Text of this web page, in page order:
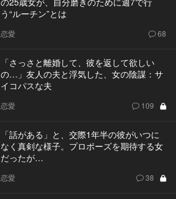
う“ルーチン”とは
恋愛 68
「さっさと離婚して、彼を返して欲しい
の…」友人の夫と浮気した、女の陰謀：サ
イコパスな夫
恋愛 109
「話がある」と、交際1年半の彼がいつに
なく真剣な様子。プロポーズを期待する女
だったが…
恋愛 38